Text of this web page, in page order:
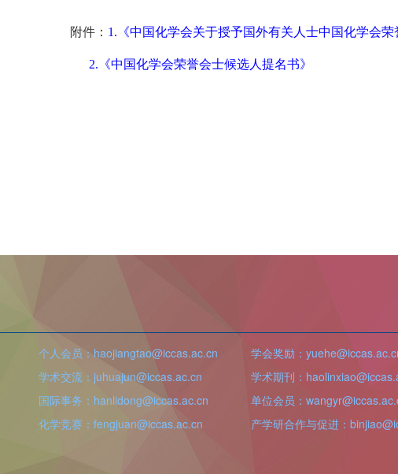
附件： 1.《中国化学会关于授予国外有关人士中国化学会荣
2.《中国化学会荣誉会士候选人提名书》
个人会员：haojiangtao@iccas.ac.cn
学术交流：juhuajun@iccas.ac.cn
国际事务：hanlidong@iccas.ac.cn
化学竞赛：fengjuan@iccas.ac.cn
学会奖励：
学术期刊：
单位会员：
产学研合作与促进：